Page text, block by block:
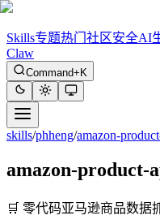
Skills专题热门 社区安全AI
Claw
Command+K
skills/phheng/amazon-
amazon-product-
🛒 零代码亚马逊商品数据